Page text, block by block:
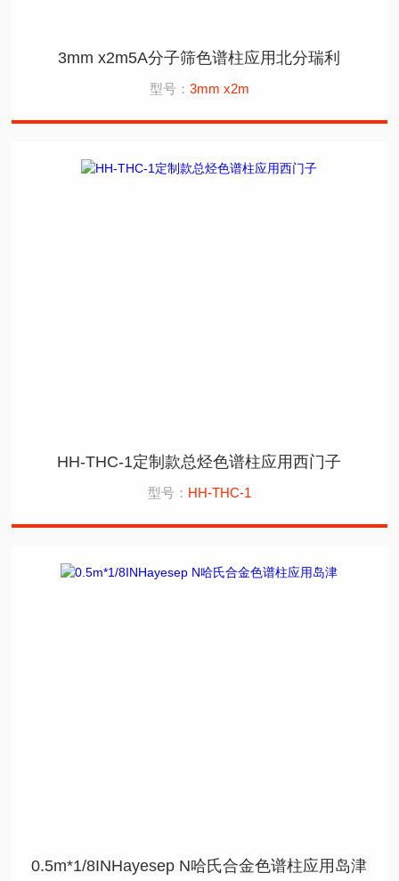
3mm x2m5A分子筛色谱柱应用北分瑞利
型号： 3mm x2m
HH-THC-1定制款总烃色谱柱应用西门子
型号： HH-THC-1
0.5m*1/8INHayesep N哈氏合金色谱柱应用岛津